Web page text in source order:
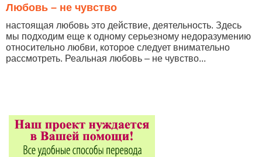
Любовь – не чувство
настоящая любовь это действие, деятельность. Здесь
мы подходим еще к одному серьезному недоразумению
относительно любви, которое следует внимательно
рассмотреть. Реальная любовь – не чувство...